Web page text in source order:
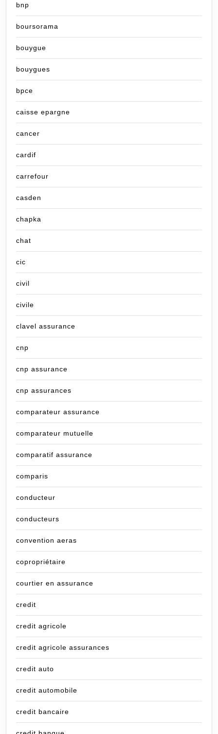
bnp
boursorama
bouygue
bouygues
bpce
caisse epargne
cancer
cardif
carrefour
casden
chapka
chat
cic
civil
civile
clavel assurance
cnp
cnp assurance
cnp assurances
comparateur assurance
comparateur mutuelle
comparatif assurance
comparis
conducteur
conducteurs
convention aeras
copropriétaire
courtier en assurance
credit
credit agricole
credit agricole assurances
credit auto
credit automobile
credit bancaire